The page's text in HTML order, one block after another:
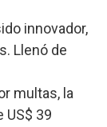
innovador,
Llenó de
multas, la
US$ 39